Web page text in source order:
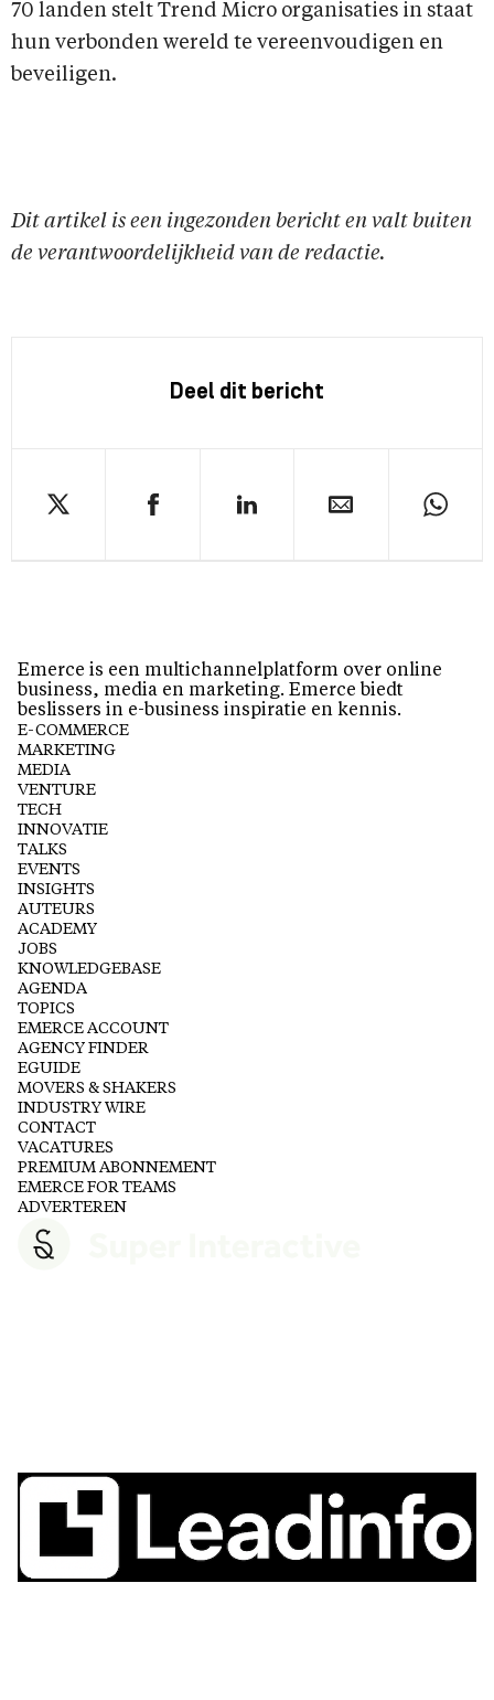
70 landen stelt Trend Micro organisaties in staat
hun verbonden wereld te vereenvoudigen en
beveiligen.
Dit artikel is een ingezonden bericht en valt buiten
de verantwoordelijkheid van de redactie.
Deel dit bericht
Emerce is een multichannelplatform over online
business, media en marketing. Emerce biedt
beslissers in e-business inspiratie en kennis.
E-COMMERCE
MARKETING
MEDIA
VENTURE
TECH
INNOVATIE
TALKS
EVENTS
INSIGHTS
AUTEURS
ACADEMY
JOBS
KNOWLEDGEBASE
AGENDA
TOPICS
EMERCE ACCOUNT
AGENCY FINDER
EGUIDE
MOVERS & SHAKERS
INDUSTRY WIRE
CONTACT
VACATURES
PREMIUM ABONNEMENT
EMERCE FOR TEAMS
ADVERTEREN